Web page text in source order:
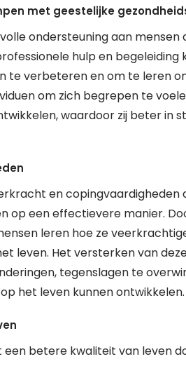
met geestelijke
ondersteuning aan
hulp en begeleiding
te verbeteren en om te leren
om zich begrepen te
waardoor zij beter in
en copingvaardigheden
op een effectievere manier.
leren hoe ze
leven. Het versterken van
tegenslagen te
het leven kunnen ontwikkelen.
betere kwaliteit van leven